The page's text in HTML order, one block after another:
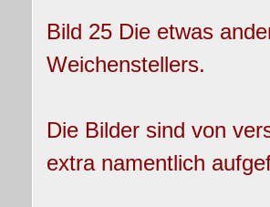
Bild 25 Die etwas
Weichenstellers.
Die Bilder sind von
extra namentlich